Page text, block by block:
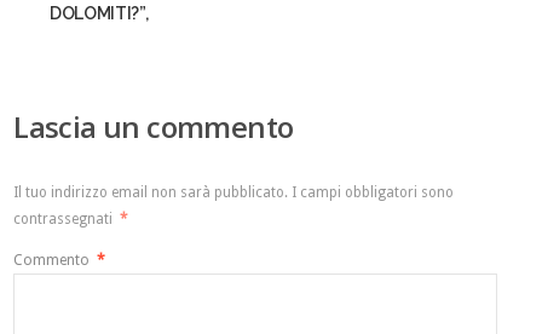
DOLOMITI?”,...
Lascia un commento
Il tuo indirizzo email non sarà pubblicato. I campi obbligatori sono
contrassegnati *
Commento *